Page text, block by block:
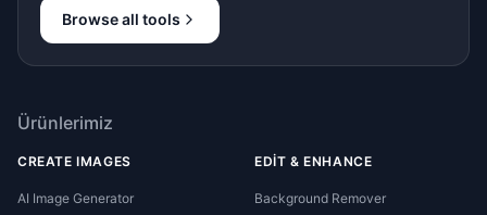
Browse all tools
Ürünlerimiz
CREATE IMAGES
AI Image Generator
EDIT & ENHANCE
Background Remover